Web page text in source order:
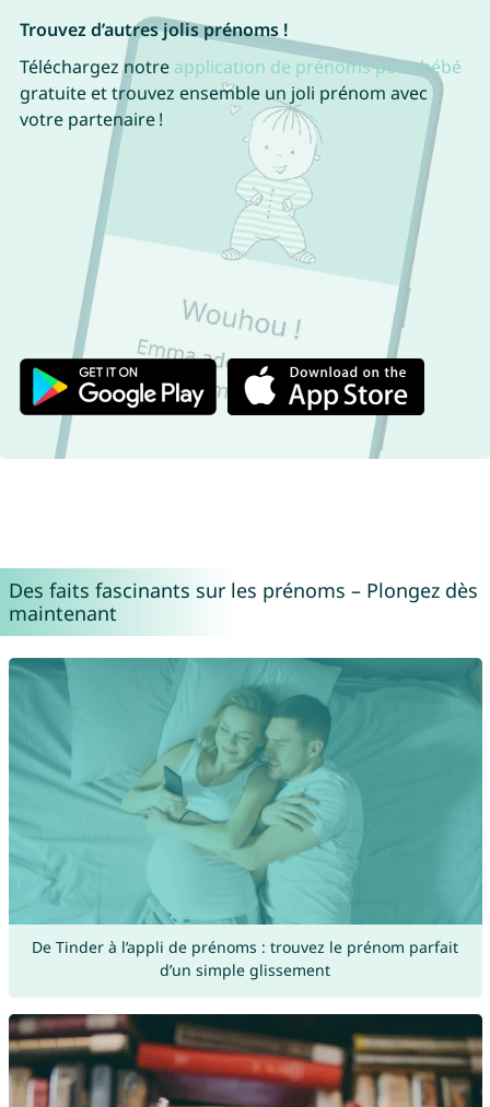
Trouvez d’autres jolis prénoms !
Téléchargez notre application de prénoms pour bébé
gratuite et trouvez ensemble un joli prénom avec
votre partenaire !
Des faits fascinants sur les prénoms – Plongez dès
maintenant
De Tinder à l’appli de prénoms : trouvez le prénom parfait
d’un simple glissement